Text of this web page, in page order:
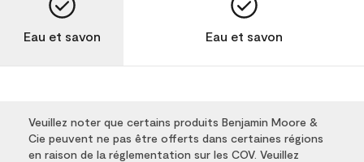
Eau et savon Eau et savon
Veuillez noter que certains produits Benjamin Moore &
Cie peuvent ne pas être offerts dans certaines régions
en raison de la réglementation sur les COV. Veuillez